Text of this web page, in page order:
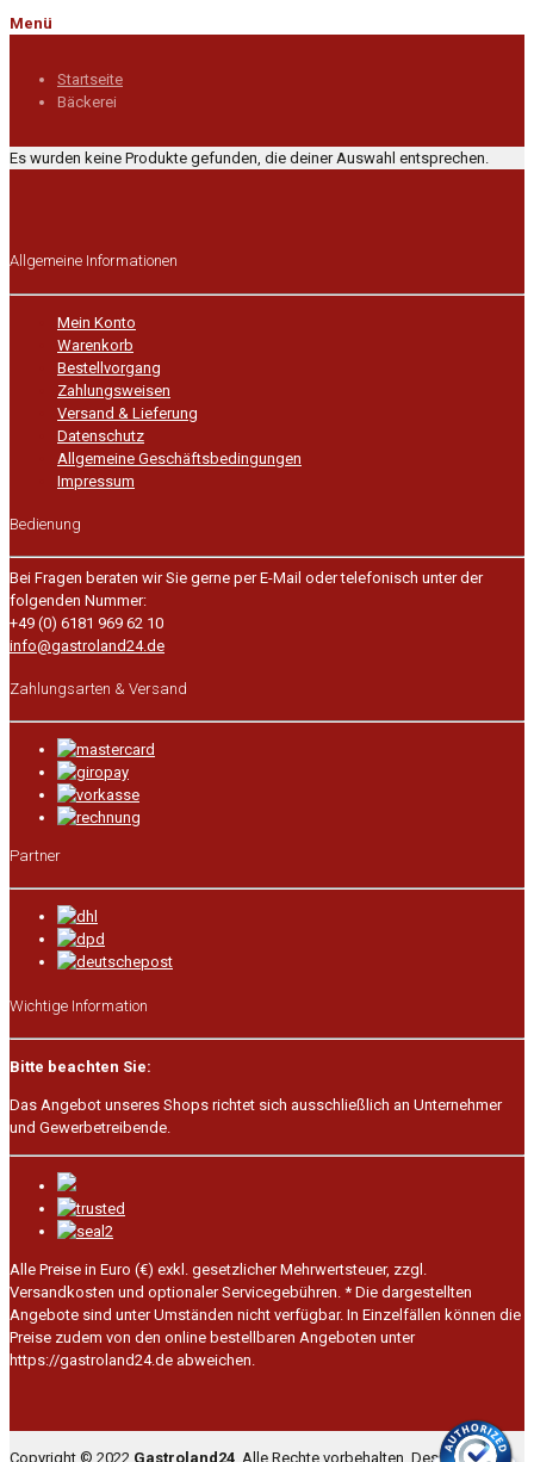
Menü
Startseite
Bäckerei
Es wurden keine Produkte gefunden, die deiner Auswahl entsprechen.
Allgemeine Informationen
Mein Konto
Warenkorb
Bestellvorgang
Zahlungsweisen
Versand & Lieferung
Datenschutz
Allgemeine Geschäftsbedingungen
Impressum
Bedienung
Bei Fragen beraten wir Sie gerne per E-Mail oder telefonisch unter der
folgenden Nummer:
+49 (0) 6181 969 62 10
info@gastroland24.de
Zahlungsarten & Versand
Partner
Wichtige Information
Bitte beachten Sie:
Das Angebot unseres Shops richtet sich ausschließlich an Unternehmer
und Gewerbetreibende.
Alle Preise in Euro (€) exkl. gesetzlicher Mehrwertsteuer, zzgl.
Versandkosten und optionaler Servicegebühren. * Die dargestellten
Angebote sind unter Umständen nicht verfügbar. In Einzelfällen können die
Preise zudem von den online bestellbaren Angeboten unter
https://gastroland24.de abweichen.
Copyright © 2022 Gastroland24 . Alle Rechte vorbehalten. Designed by